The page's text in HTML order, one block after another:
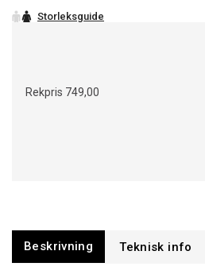
Rekpris 749,00
Beskrivning